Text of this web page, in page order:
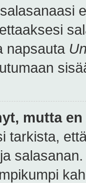
napsauta
mutta
tarkista,